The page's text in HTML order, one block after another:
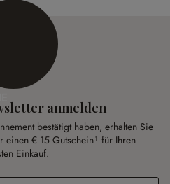
anmelden
bestätigt haben, erhalten Sie
einen € 15 Gutschein¹ für Ihren
Einkauf.